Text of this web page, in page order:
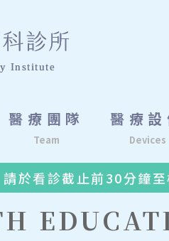
醫療團隊
Team
醫療設
Devices
診截止前30分鐘至櫃台